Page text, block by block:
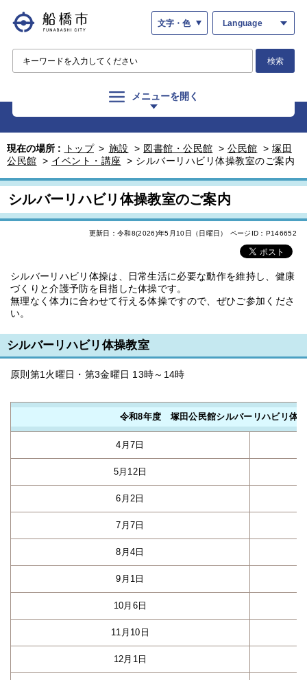
文字・色 Language
検索
メニューを開く
現在の場所 : トップ > 施設 > 図書館・公民館 > 公民館 > 塚田
公民館 > イベント・講座 > シルバーリハビリ体操教室のご案内
シルバーリハビリ体操教室のご案内
更新日：令和8(2026)年5月10日（日曜日） ページID：P146652
シルバーリハビリ体操は、日常生活に必要な動作を維持し、健康
づくりと介護予防を目指した体操です。
無理なく体力に合わせて行える体操ですので、ぜひご参加くださ
い。
シルバーリハビリ体操教室
原則第1火曜日・第3金曜日 13時～14時
令和8年度 塚田公民館シルバーリハビリ体
4月7日
5月12日
6月2日
7月7日
8月4日
9月1日
10月6日
11月10日
12月1日